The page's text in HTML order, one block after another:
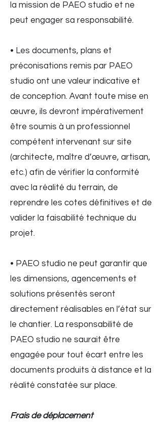
la mission de PAEO studio et ne
peut engager sa responsabilité.
• Les documents, plans et
préconisations remis par PAEO
studio ont une valeur indicative et
de conception. Avant toute mise en
œuvre, ils devront impérativement
être soumis à un professionnel
compétent intervenant sur site
(architecte, maître d’œuvre, artisan,
etc.) afin de vérifier la conformité
avec la réalité du terrain, de
reprendre les cotes définitives et de
valider la faisabilité technique du
projet.
• PAEO studio ne peut garantir que
les dimensions, agencements et
solutions présentés seront
directement réalisables en l’état sur
le chantier. La responsabilité de
PAEO studio ne saurait être
engagée pour tout écart entre les
documents produits à distance et la
réalité constatée sur place.
Frais de déplacement